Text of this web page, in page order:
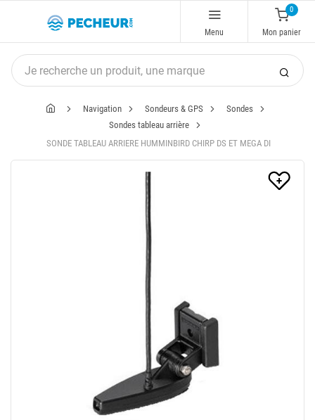
Menu
0
Mon panier
Navigation Sondeurs & GPS
Sondes
Sondes tableau arrière
SONDE TABLEAU ARRIERE HUMMINBIRD CHIRP DS ET MEGA DI